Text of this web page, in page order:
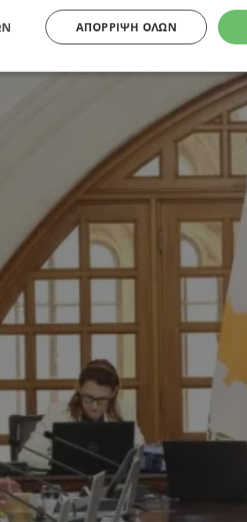
ΑΠΌΡΡΙΨΗ ΌΛΩΝ